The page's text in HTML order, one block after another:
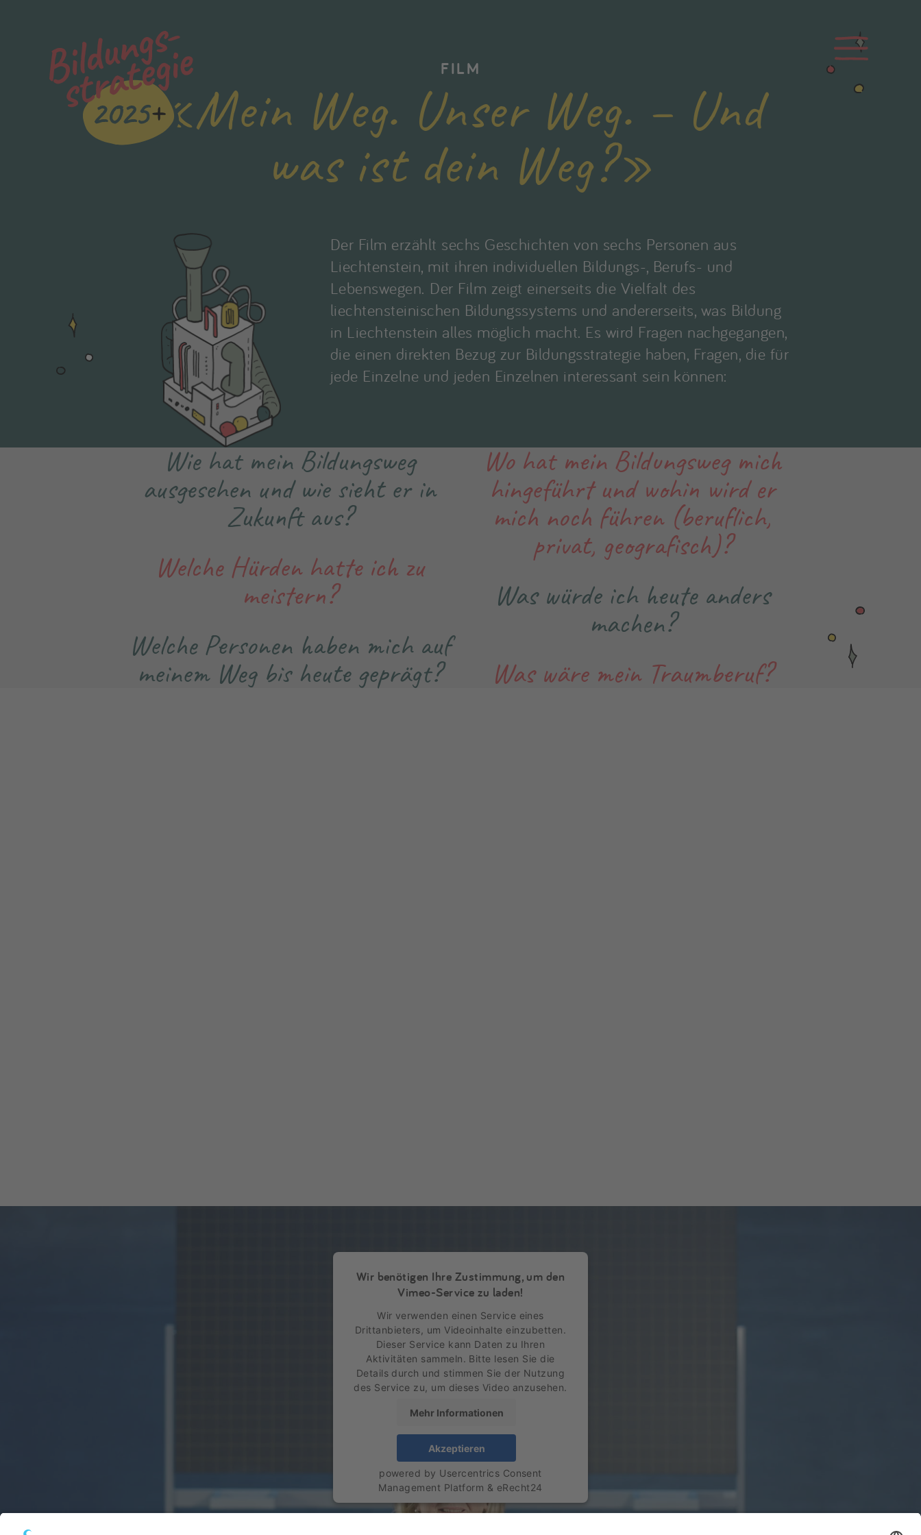
FILM
«Mein Weg. Unser Weg. – Und
was ist dein Weg?»
Der Film erzählt sechs Geschichten von sechs Personen aus
Liechtenstein, mit ihren individuellen Bildungs-, Berufs- und
Lebenswegen. Der Film zeigt einerseits die Vielfalt des
liechtensteinischen Bildungssystems und andererseits, was Bildung
in Liechtenstein alles möglich macht. Es wird Fragen nachgegangen,
die einen direkten Bezug zur Bildungsstrategie haben, Fragen, die für
jede Einzelne und jeden Einzelnen interessant sein können:
Wie hat mein Bildungsweg
ausgesehen und wie sieht er in
Zukunft aus?
Welche Hürden hatte ich zu
meistern?
Welche Personen haben mich auf
meinem Weg bis heute geprägt?
Wo hat mein Bildungsweg mich
hingeführt und wohin wird er
mich noch führen (beruflich,
privat, geografisch)?
Was würde ich heute anders
machen?
Was wäre mein Traumberuf?
Wir benötigen Ihre Zustimmung, um den
Vimeo-Service zu laden!
Wir verwenden einen Service eines
Drittanbieters, um Videoinhalte einzubetten.
Dieser Service kann Daten zu Ihren
Aktivitäten sammeln. Bitte lesen Sie die
Details durch und stimmen Sie der Nutzung
des Service zu, um dieses Video anzusehen.
Mehr Informationen
Akzeptieren
powered by Usercentrics Consent
Management Platform & eRecht24